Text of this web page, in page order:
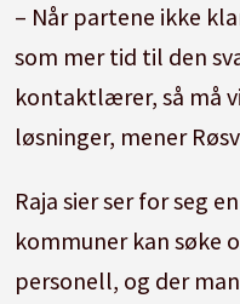
– Når partene ikke
som mer tid til den
kontaktlærer, så må
løsninger, mener
Raja sier ser for seg
kommuner kan søke
personell, og der